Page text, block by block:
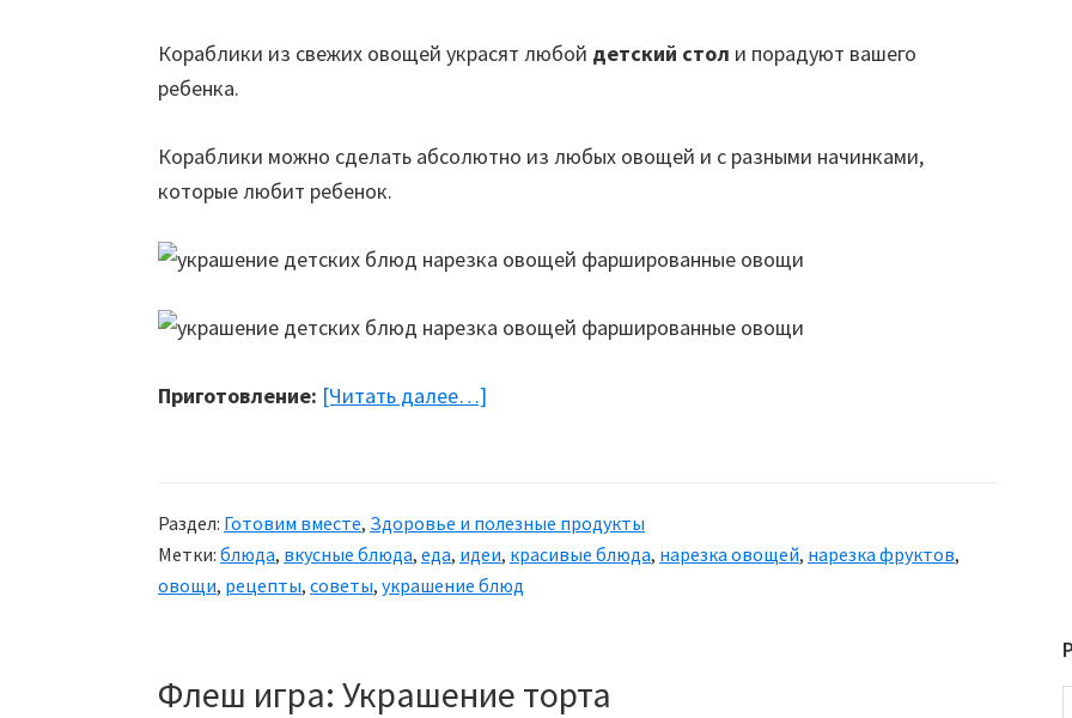
Кораблики из свежих овощей украсят любой детский стол и порадуют вашего
ребенка.
Кораблики можно сделать абсолютно из любых овощей и с разными начинками,
которые любит ребенок.
Приготовление: [Читать далее…]
Кораблики
из
овощей
Раздел: Готовим вместе, Здоровье и полезные продукты
Метки: блюда, вкусные блюда, еда, идеи, красивые блюда, нарезка овощей, нарезка фруктов,
овощи, рецепты, советы, украшение блюд
Флеш игра: Украшение торта